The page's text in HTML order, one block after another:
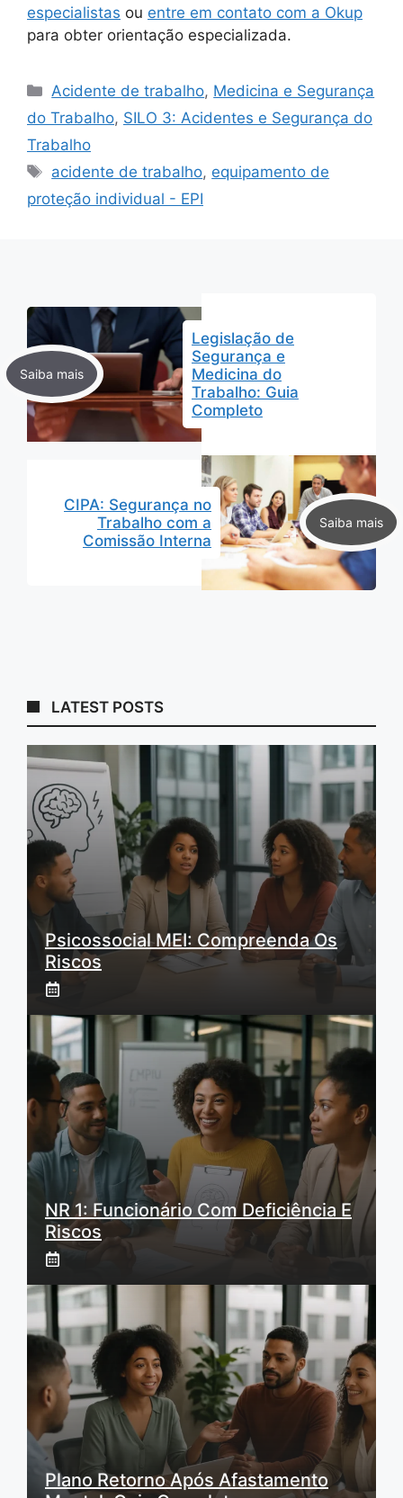
especialistas ou entre em contato com a Okup
para obter orientação especializada.
Categorias
Acidente de trabalho, Medicina e Segurança
do Trabalho, SILO 3: Acidentes e Segurança do
Trabalho
Tags
acidente de trabalho, equipamento de
proteção individual - EPI
Legislação de
Segurança e
Medicina do
Trabalho: Guia
Completo
CIPA: Segurança no
Trabalho com a
Comissão Interna
LATEST POSTS
Psicossocial MEI: Compreenda Os
Riscos
NR 1: Funcionário Com Deficiência E
Riscos
Plano Retorno Após Afastamento